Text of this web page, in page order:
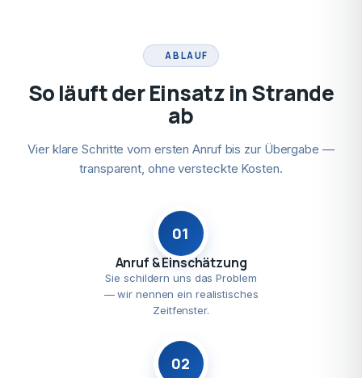
ABLAUF
So läuft der Einsatz in Strande
ab
Vier klare Schritte vom ersten Anruf bis zur Übergabe —
transparent, ohne versteckte Kosten.
01
Anruf & Einschätzung
Sie schildern uns das Problem
— wir nennen ein realistisches
Zeitfenster.
02